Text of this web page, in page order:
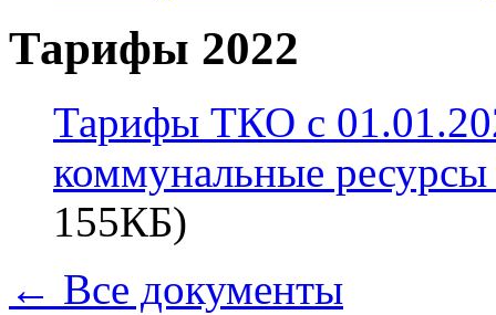
Тарифы 2022
Тарифы ТКО с
коммунальные
155КБ)
← Все документы